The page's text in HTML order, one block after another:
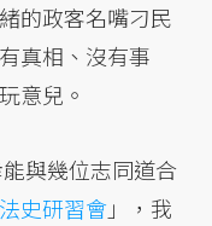
的政客名嘴刁民
真相、沒有事
意兒。
與幾位志同道合
史研習會」，我